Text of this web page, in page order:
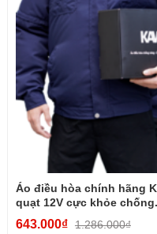
Áo điều hòa chính hãng
quạt 12V cực khỏe
643.000₫ 1.286.000₫